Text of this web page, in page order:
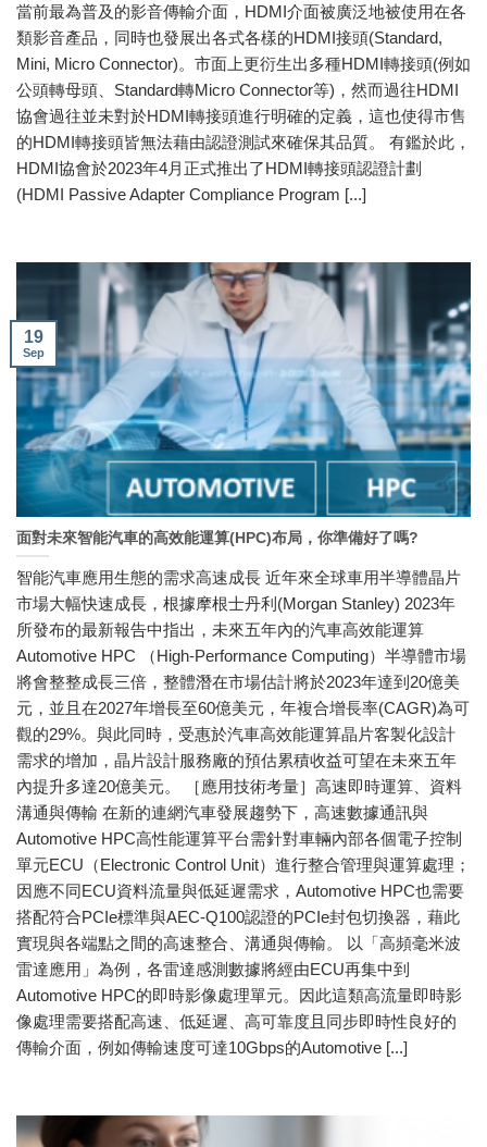
當前最為普及的影音傳輸介面，HDMI介面被廣泛地被使用在各
類影音產品，同時也發展出各式各樣的HDMI接頭(Standard,
Mini, Micro Connector)。市面上更衍生出多種HDMI轉接頭(例如
公頭轉母頭、Standard轉Micro Connector等)，然而過往HDMI
協會過往並未對於HDMI轉接頭進行明確的定義，這也使得市售
的HDMI轉接頭皆無法藉由認證測試來確保其品質。 有鑑於此，
HDMI協會於2023年4月正式推出了HDMI轉接頭認證計劃
(HDMI Passive Adapter Compliance Program [...]
面對未來智能汽車的高效能運算(HPC)布局，你準備好了嗎?
智能汽車應用生態的需求高速成長 近年來全球車用半導體晶片
市場大幅快速成長，根據摩根士丹利(Morgan Stanley) 2023年
所發布的最新報告中指出，未來五年內的汽車高效能運算
Automotive HPC （High-Performance Computing）半導體市場
將會整整成長三倍，整體潛在市場估計將於2023年達到20億美
元，並且在2027年增長至60億美元，年複合增長率(CAGR)為可
觀的29%。與此同時，受惠於汽車高效能運算晶片客製化設計
需求的增加，晶片設計服務廠的預估累積收益可望在未來五年
內提升多達20億美元。 ［應用技術考量］高速即時運算、資料
溝通與傳輸 在新的連網汽車發展趨勢下，高速數據通訊與
Automotive HPC高性能運算平台需針對車輛內部各個電子控制
單元ECU（Electronic Control Unit）進行整合管理與運算處理；
因應不同ECU資料流量與低延遲需求，Automotive HPC也需要
搭配符合PCIe標準與AEC-Q100認證的PCIe封包切換器，藉此
實現與各端點之間的高速整合、溝通與傳輸。 以「高頻毫米波
雷達應用」為例，各雷達感測數據將經由ECU再集中到
Automotive HPC的即時影像處理單元。因此這類高流量即時影
像處理需要搭配高速、低延遲、高可靠度且同步即時性良好的
傳輸介面，例如傳輸速度可達10Gbps的Automotive [...]
19
Sep